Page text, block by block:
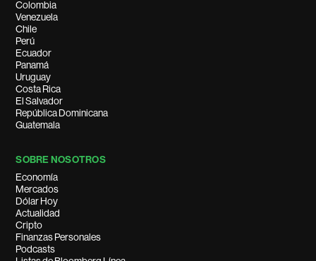
Colombia
Venezuela
Chile
Perú
Ecuador
Panamá
Uruguay
Costa Rica
El Salvador
República Dominicana
Guatemala
SOBRE NOSOTROS
Economía
Mercados
Dólar Hoy
Actualidad
Cripto
Finanzas Personales
Podcasts